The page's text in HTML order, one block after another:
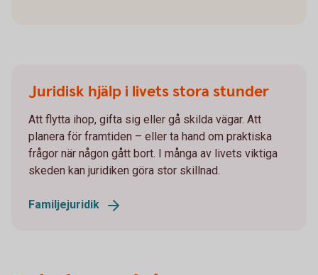
Juridisk hjälp i livets stora stunder
Att flytta ihop, gifta sig eller gå skilda vägar. Att
planera för framtiden – eller ta hand om praktiska
frågor när någon gått bort. I många av livets viktiga
skeden kan juridiken göra stor skillnad.
Familjejuridik